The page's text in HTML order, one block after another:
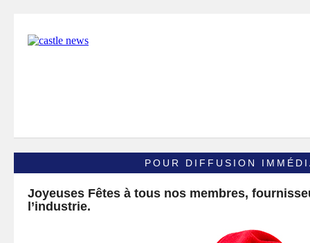
POUR DIFFUSION
Joyeuses Fêtes à tous nos membres,
l’industrie.